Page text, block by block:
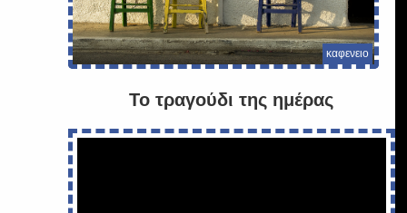
καφενειο
Το τραγούδι της ημέρας